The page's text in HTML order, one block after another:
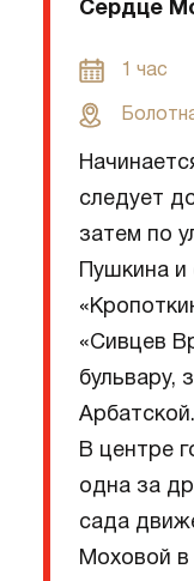
Сердце
1 час
следует
затем по
Пушкина
«Сивцев
бульвару,
Арбатской.
В центре
одна за
сада
Моховой в